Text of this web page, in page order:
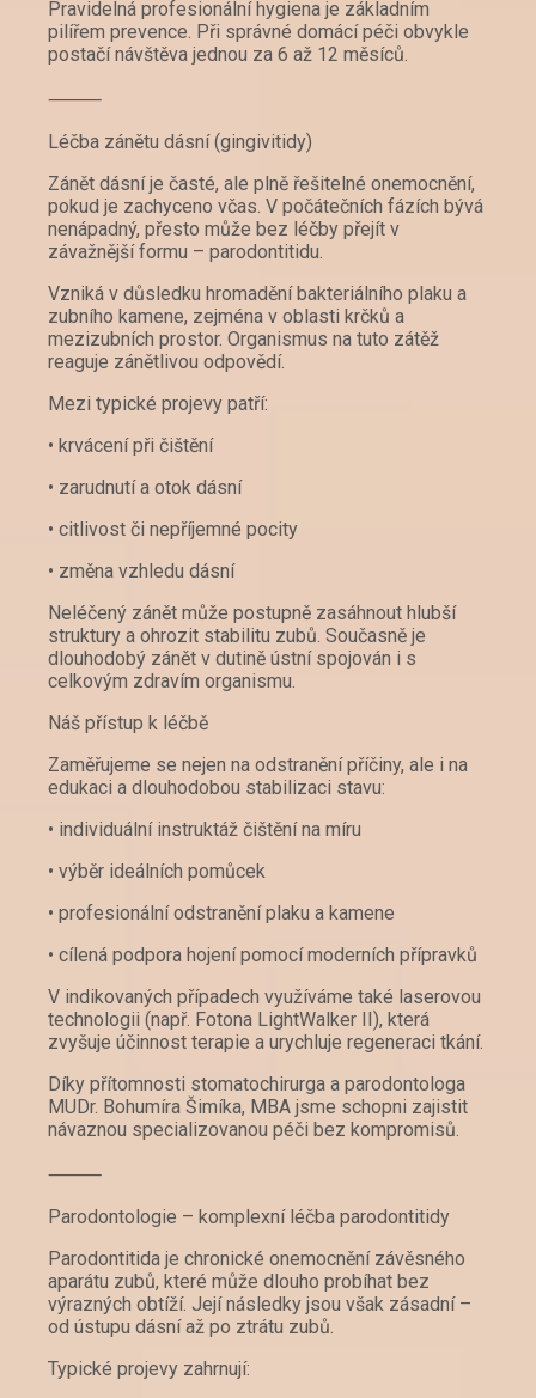
Pravidelná profesionální hygiena je základním
pilířem prevence. Při správné domácí péči obvykle
postačí návštěva jednou za 6 až 12 měsíců.
⸻
Léčba zánětu dásní (gingivitidy)
Zánět dásní je časté, ale plně řešitelné onemocnění,
pokud je zachyceno včas. V počátečních fázích bývá
nenápadný, přesto může bez léčby přejít v
závažnější formu – parodontitidu.
Vzniká v důsledku hromadění bakteriálního plaku a
zubního kamene, zejména v oblasti krčků a
mezizubních prostor. Organismus na tuto zátěž
reaguje zánětlivou odpovědí.
Mezi typické projevy patří:
• krvácení při čištění
• zarudnutí a otok dásní
• citlivost či nepříjemné pocity
• změna vzhledu dásní
Neléčený zánět může postupně zasáhnout hlubší
struktury a ohrozit stabilitu zubů. Současně je
dlouhodobý zánět v dutině ústní spojován i s
celkovým zdravím organismu.
Náš přístup k léčbě
Zaměřujeme se nejen na odstranění příčiny, ale i na
edukaci a dlouhodobou stabilizaci stavu:
• individuální instruktáž čištění na míru
• výběr ideálních pomůcek
• profesionální odstranění plaku a kamene
• cílená podpora hojení pomocí moderních přípravků
V indikovaných případech využíváme také laserovou
technologii (např. Fotona LightWalker II), která
zvyšuje účinnost terapie a urychluje regeneraci tkání.
Díky přítomnosti stomatochirurga a parodontologa
MUDr. Bohumíra Šimíka, MBA jsme schopni zajistit
návaznou specializovanou péči bez kompromisů.
⸻
Parodontologie – komplexní léčba parodontitidy
Parodontitida je chronické onemocnění závěsného
aparátu zubů, které může dlouho probíhat bez
výrazných obtíží. Její následky jsou však zásadní –
od ústupu dásní až po ztrátu zubů.
Typické projevy zahrnují: